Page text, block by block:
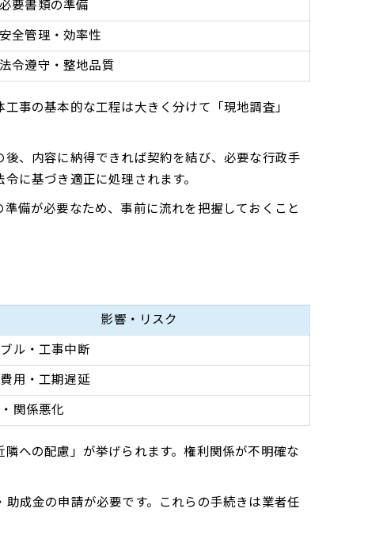
必要書類の準備
安全管理・効率性
法令遵守・整地品質
事の基本的な工程は大きく分けて「現地調査」
、内容に納得できれば契約を結び、必要な行政手
に基づき適正に処理されます。
備が必要なため、事前に流れを把握しておくこと
影響・リスク
ル・工事中断
用・工期遅延
関係悪化
への配慮」が挙げられます。権利関係が不明確な
成金の申請が必要です。これらの手続きは業者任